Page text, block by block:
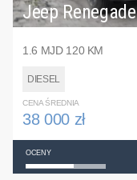
Jeep Renegade
1.6 MJD 120 KM
DIESEL
CENA ŚREDNIA
38 000 zł
OCENY